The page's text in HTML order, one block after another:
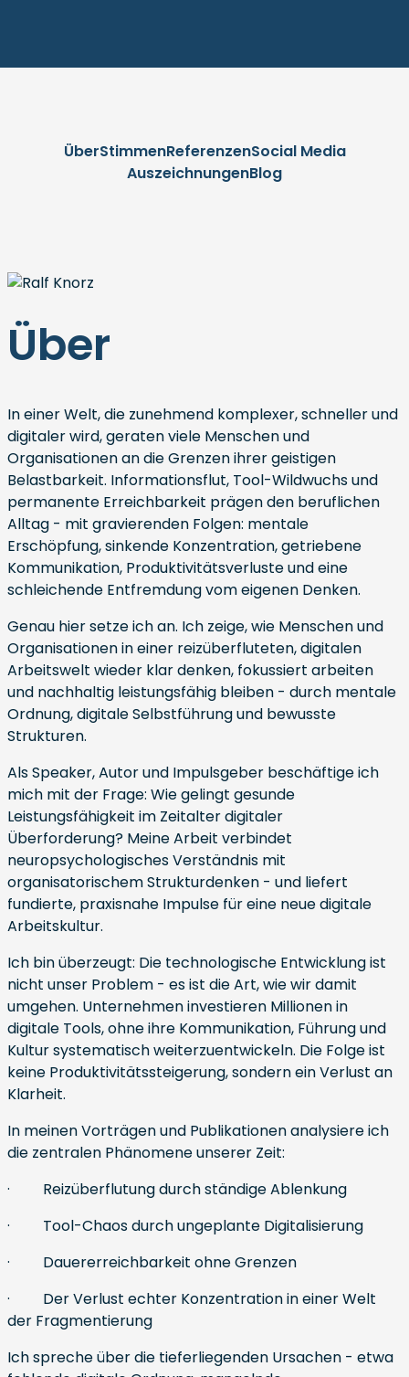
ÜberStimmenReferenzenSocial Media
AuszeichnungenBlog
Über
In einer Welt, die zunehmend komplexer, schneller und
digitaler wird, geraten viele Menschen und
Organisationen an die Grenzen ihrer geistigen
Belastbarkeit. Informationsflut, Tool-Wildwuchs und
permanente Erreichbarkeit prägen den beruflichen
Alltag - mit gravierenden Folgen: mentale
Erschöpfung, sinkende Konzentration, getriebene
Kommunikation, Produktivitätsverluste und eine
schleichende Entfremdung vom eigenen Denken.
Genau hier setze ich an. Ich zeige, wie Menschen und
Organisationen in einer reizüberfluteten, digitalen
Arbeitswelt wieder klar denken, fokussiert arbeiten
und nachhaltig leistungsfähig bleiben - durch mentale
Ordnung, digitale Selbstführung und bewusste
Strukturen.
Als Speaker, Autor und Impulsgeber beschäftige ich
mich mit der Frage: Wie gelingt gesunde
Leistungsfähigkeit im Zeitalter digitaler
Überforderung? Meine Arbeit verbindet
neuropsychologisches Verständnis mit
organisatorischem Strukturdenken - und liefert
fundierte, praxisnahe Impulse für eine neue digitale
Arbeitskultur.
Ich bin überzeugt: Die technologische Entwicklung ist
nicht unser Problem - es ist die Art, wie wir damit
umgehen. Unternehmen investieren Millionen in
digitale Tools, ohne ihre Kommunikation, Führung und
Kultur systematisch weiterzuentwickeln. Die Folge ist
keine Produktivitätssteigerung, sondern ein Verlust an
Klarheit.
In meinen Vorträgen und Publikationen analysiere ich
die zentralen Phänomene unserer Zeit:
· Reizüberflutung durch ständige Ablenkung
· Tool-Chaos durch ungeplante Digitalisierung
· Dauererreichbarkeit ohne Grenzen
· Der Verlust echter Konzentration in einer Welt
der Fragmentierung
Ich spreche über die tieferliegenden Ursachen - etwa